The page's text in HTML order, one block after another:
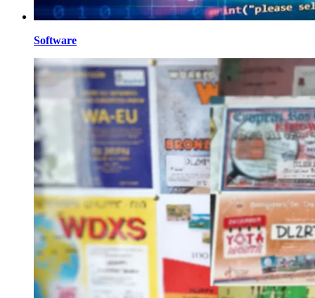
Software